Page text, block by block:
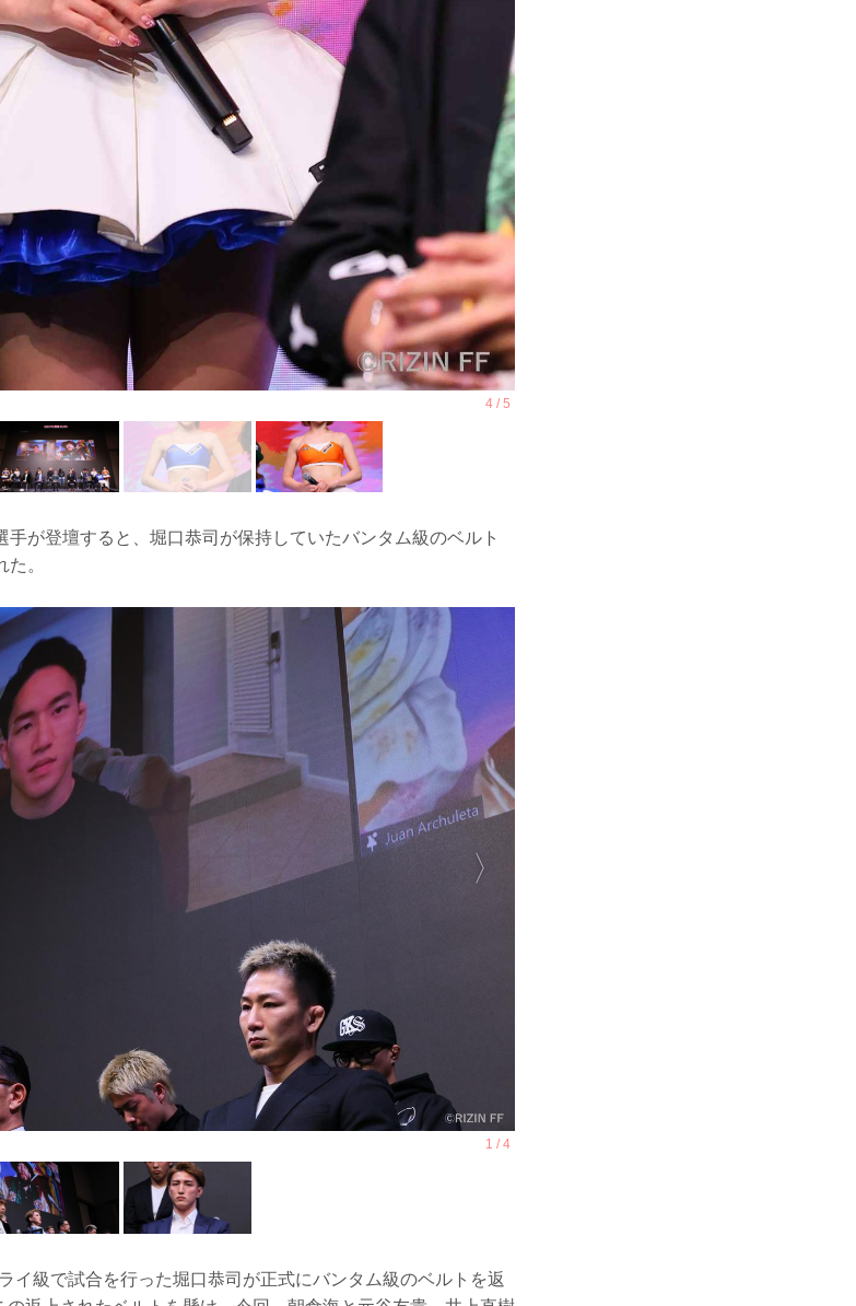
が登壇すると、堀口恭司が保持していたバンタム級のベルト
。
イ級で試合を行った堀口恭司が正式にバンタム級のベルトを返